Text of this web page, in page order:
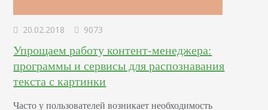
20.02.2018 9073
Упрощаем работу контент-менеджера:
программы и сервисы для распознавания
текста с картинки
Часто у пользователей возникает необходимость